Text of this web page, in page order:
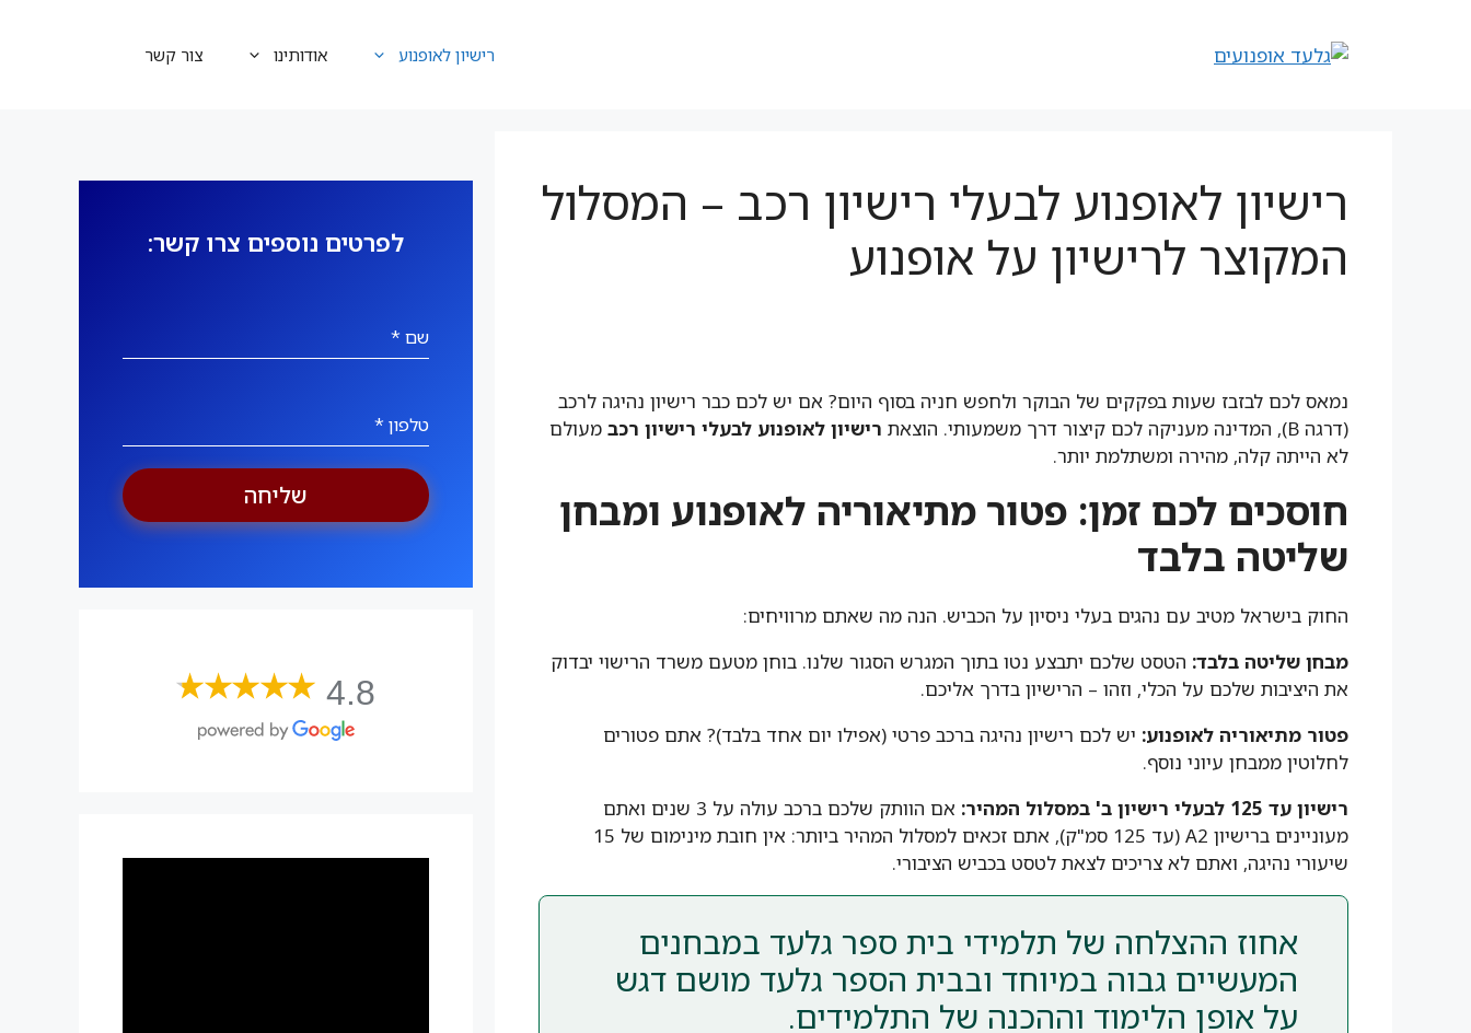
רישיון לאופנוע אודותינו צור קשר
רישיון לאופנוע לבעלי רישיון רכב – המסלול
המקוצר לרישיון על אופנוע
נמאס לכם לבזבז שעות בפקקים של הבוקר ולחפש חניה בסוף היום? אם יש לכם כבר רישיון נהיגה לרכב
(דרגה B), המדינה מעניקה לכם קיצור דרך משמעותי. הוצאת
רישיון לאופנוע לבעלי רישיון רכב מעולם
לא הייתה קלה, מהירה ומשתלמת יותר.
חוסכים לכם זמן: פטור מתיאוריה לאופנוע ומבחן
שליטה בלבד
החוק בישראל מטיב עם נהגים בעלי ניסיון על הכביש. הנה מה שאתם מרוויחים:
מבחן שליטה בלבד: הטסט שלכם יתבצע נטו בתוך המגרש הסגור שלנו. בוחן מטעם משרד הרישוי יבדוק
את היציבות שלכם על הכלי, וזהו – הרישיון בדרך אליכם.
פטור מתיאוריה לאופנוע: יש לכם רישיון נהיגה ברכב פרטי (אפילו יום אחד בלבד)? אתם פטורים
לחלוטין ממבחן עיוני נוסף.
רישיון עד 125 לבעלי רישיון ב' במסלול המהיר:
אם הוותק שלכם ברכב עולה על 3 שנים ואתם
מעוניינים ברישיון A2 (עד 125 סמ"ק), אתם זכאים למסלול המהיר ביותר: אין חובת מינימום של 15
שיעורי נהיגה, ואתם לא צריכים לצאת לטסט בכביש הציבורי.
אחוז ההצלחה של תלמידי בית ספר גלעד במבחנים
המעשיים גבוה במיוחד ובבית הספר גלעד מושם דגש
על אופן הלימוד וההכנה של התלמידים.
לפרטים נוספים צרו קשר:
שם *
טלפון *
שליחה
4.8